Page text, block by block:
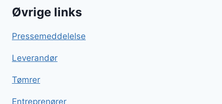
Øvrige links
Pressemeddelelse
Leverandør
Tømrer
Entreprenører